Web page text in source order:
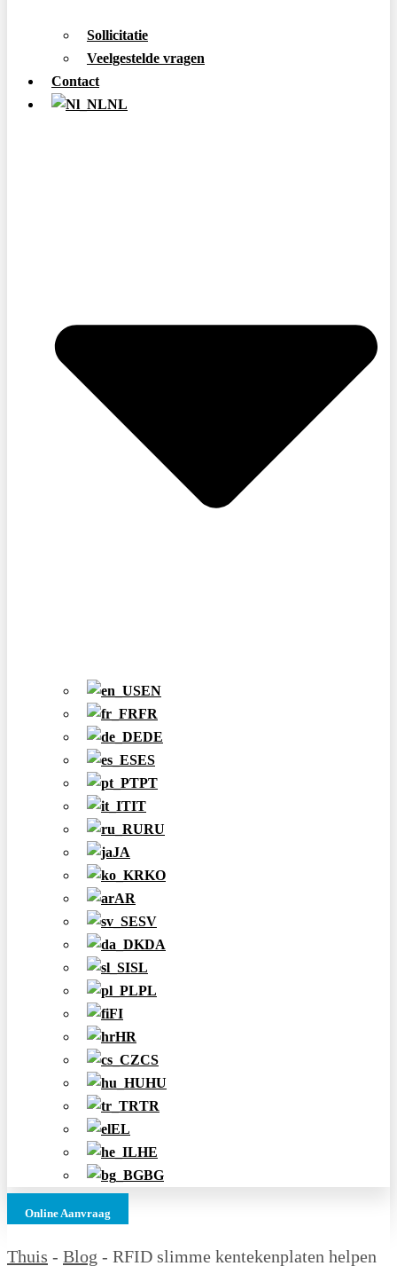
Sollicitatie
Veelgestelde vragen
Contact
NL
EN
FR
DE
ES
PT
IT
RU
JA
KO
AR
SV
DA
SL
PL
FI
HR
CS
HU
TR
EL
HE
BG
Online Aanvraag
Thuis - Blog - RFID slimme kentekenplaten helpen